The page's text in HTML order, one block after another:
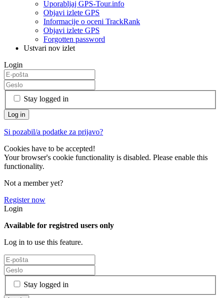
Uporabljaj GPS-Tour.info
Objavi izlete GPS
Informacije o oceni TrackRank
Objavi izlete GPS
Forgotten password
Ustvari nov izlet
Login
Stay logged in
Si pozabil/a podatke za prijavo?
Cookies have to be accepted!
Your browser's cookie functionality is disabled. Please enable this
functionality.
Not a member yet?
Register now
Login
Available for registred users only
Log in to use this feature.
Stay logged in